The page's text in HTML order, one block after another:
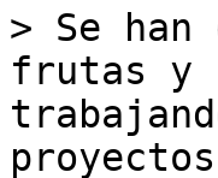
> Se
frutas y